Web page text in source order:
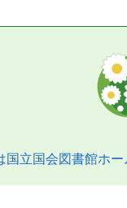
国立国会図書館ホー